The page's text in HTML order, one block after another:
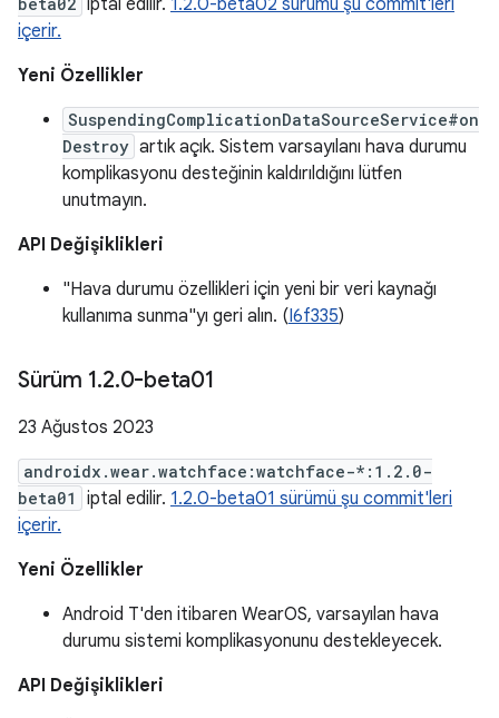
iptal edilir. 1.2.0-beta02 sürümü şu commit'leri
içerir.
Yeni Özellikler
SuspendingComplicationDataSourceService#on
Destroy artık açık. Sistem varsayılanı hava durumu
komplikasyonu desteğinin kaldırıldığını lütfen
unutmayın.
API Değişiklikleri
"Hava durumu özellikleri için yeni bir veri kaynağı
kullanıma sunma"yı geri alın. (I6f335)
Sürüm 1.2.0-beta01
23 Ağustos 2023
androidx.wear.watchface:watchface-*:1.2.0-
beta01
iptal edilir. 1.2.0-beta01 sürümü şu commit'leri
içerir.
Yeni Özellikler
Android T'den itibaren WearOS, varsayılan hava
durumu sistemi komplikasyonunu destekleyecek.
API Değişiklikleri